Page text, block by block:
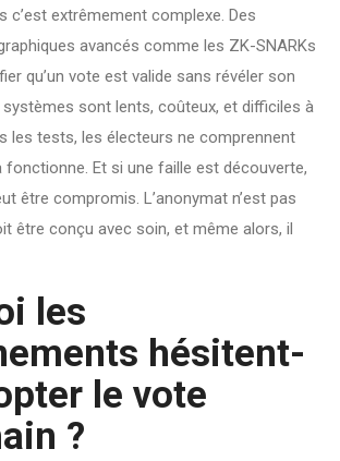
c’est extrêmement complexe. Des
avancés comme les ZK-SNARKs
qu’un vote est valide sans révéler son
sont lents, coûteux, et difficiles à
les tests, les électeurs ne comprennent
Et si une faille est découverte,
être compromis. L’anonymat n’est pas
être conçu avec soin, et même alors, il
les
hésitent-
le vote
?